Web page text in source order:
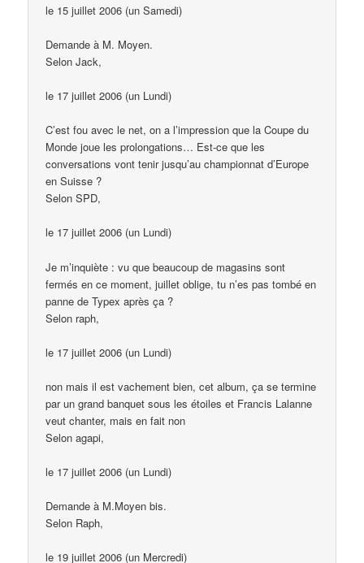
le 15 juillet 2006 (un Samedi)
Demande à M. Moyen.
Selon Jack,
le 17 juillet 2006 (un Lundi)
C’est fou avec le net, on a l’impression que la Coupe du
Monde joue les prolongations… Est-ce que les
conversations vont tenir jusqu’au championnat d’Europe
en Suisse ?
Selon SPD,
le 17 juillet 2006 (un Lundi)
Je m’inquiète : vu que beaucoup de magasins sont
fermés en ce moment, juillet oblige, tu n’es pas tombé en
panne de Typex après ça ?
Selon raph,
le 17 juillet 2006 (un Lundi)
non mais il est vachement bien, cet album, ça se termine
par un grand banquet sous les étoiles et Francis Lalanne
veut chanter, mais en fait non
Selon agapi,
le 17 juillet 2006 (un Lundi)
Demande à M.Moyen bis.
Selon Raph,
le 19 juillet 2006 (un Mercredi)